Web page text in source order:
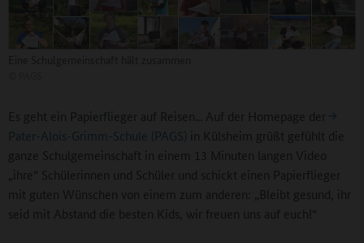
Es geht ein Papierflieger auf Reisen... Auf der Homepage der
Pater-Alois-Grimm-Schule (PAGS) in Külsheim grüßt gefühlt die
ganze Schulgemeinschaft in einem 13 Minuten langen Video
„ihre“ Schülerinnen und Schüler und schickt einen Papierflieger
mit guten Wünschen von einem zum anderen: „Bleibt gesund, ihr
seid mit Abstand die besten Kids, wir freuen uns auf euch!“